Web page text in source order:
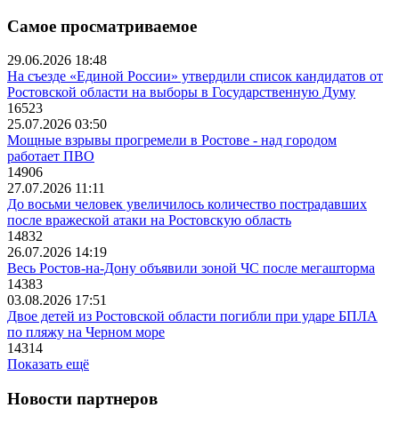
Самое просматриваемое
29.06.2026 18:48
На съезде «Единой России» утвердили список кандидатов от
Ростовской области на выборы в Государственную Думу
16523
25.07.2026 03:50
Мощные взрывы прогремели в Ростове - над городом
работает ПВО
14906
27.07.2026 11:11
До восьми человек увеличилось количество пострадавших
после вражеской атаки на Ростовскую область
14832
26.07.2026 14:19
Весь Ростов-на-Дону объявили зоной ЧС после мегашторма
14383
03.08.2026 17:51
Двое детей из Ростовской области погибли при ударе БПЛА
по пляжу на Черном море
14314
Показать ещё
Новости партнеров